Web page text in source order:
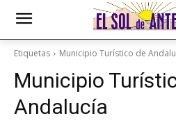
Etiquetas Municipio Turístico de
Municipio
Andalucía